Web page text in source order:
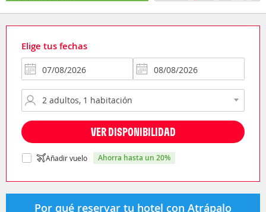
Elige tus fechas
VER DISPONIBILIDAD
Añadir vuelo ahorra hasta un 20%
Por qué reservar tu hotel con Atrápalo